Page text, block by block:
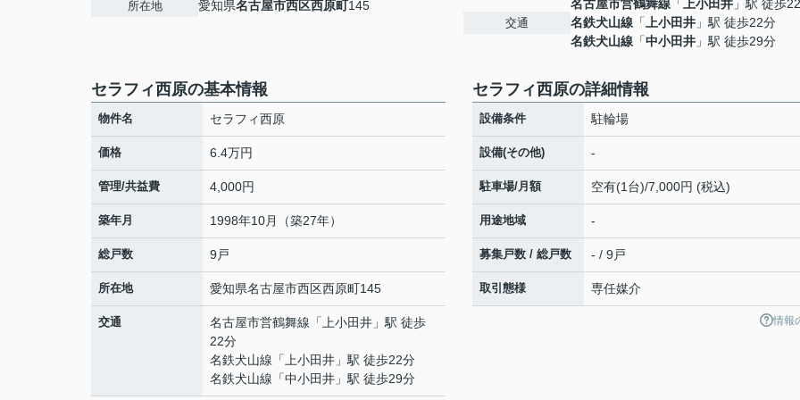
所在地 愛知県名古屋市西区西原町145
交通
名古屋市営鶴舞線 「 上小田井 」駅 徒歩
名鉄犬山線 「 上小田井 」駅 徒歩22分
名鉄犬山線 「中小田井 」駅 徒歩29分
セラフィ西原の基本情報
物件名 セラフィ西原
価格 6.4万円
管理/共益費 4,000円
築年月 1998年10月（築27年）
総戸数 9戸
所在地 愛知県名古屋市西区西原町145
交通 名古屋市営鶴舞線 「 上小田井 」駅 徒歩
22分
名鉄犬山線 「 上小田井 」駅 徒歩22分
名鉄犬山線 「中小田井 」駅 徒歩29分
セラフィ西原の詳細情報
設備条件 駐輪場
設備(その他) -
駐車場/月額 空有(1台)/7,000円 (税込)
用途地域 -
募集戸数 / 総戸数 - / 9戸
取引態様 専任媒介
情報